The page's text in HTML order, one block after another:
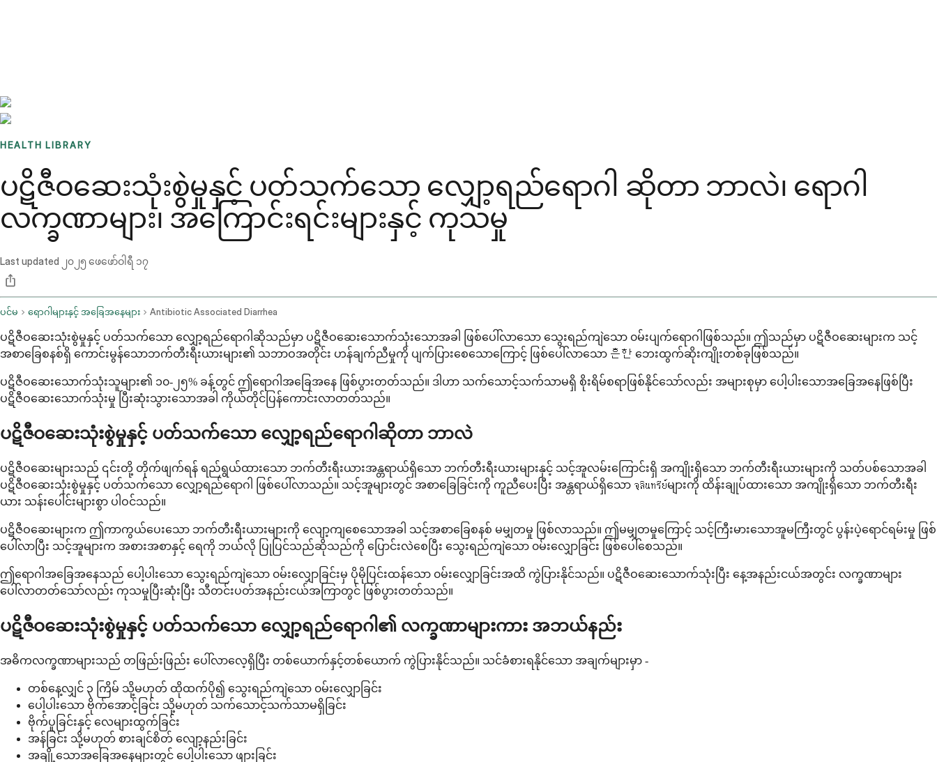
HEALTH LIBRARY
ပဋိဇီဝဆေးသုံးစွဲမှုနှင့် ပတ်သက်သော လျှော့ရည်ရောဂါ ဆိုတာ ဘာလဲ၊ ရောဂါ
လက္ခဏာများ၊ အကြောင်းရင်းများနှင့် ကုသမှု
Last updated ၂၀၂၅ ဖေဖော်ဝါရီ ၁၇
ပင်မ ရောဂါများနှင့် အခြေအနေများ Antibiotic Associated Diarrhea
ပဋိဇီဝဆေးသုံးစွဲမှုနှင့် ပတ်သက်သော လျှော့ရည်ရောဂါဆိုသည်မှာ ပဋိဇီဝဆေးသောက်သုံးသောအခါ ဖြစ်ပေါ်လာသော သွေးရည်ကျဲသော ၀မ်းပျက်ရောဂါဖြစ်သည်။ ဤသည်မှာ ပဋိဇီဝဆေးများက သင့်
အစာခြေစနစ်ရှိ ကောင်းမွန်သောဘက်တီးရီးယားများ၏ သဘာဝအတိုင်း ဟန်ချက်ညီမှုကို ပျက်ပြားစေသောကြောင့် ဖြစ်ပေါ်လာသော 흔한 ဘေးထွက်ဆိုးကျိုးတစ်ခုဖြစ်သည်။
ပဋိဇီဝဆေးသောက်သုံးသူများ၏ ၁၀-၂၅% ခန့်တွင် ဤရောဂါအခြေအနေ ဖြစ်ပွားတတ်သည်။ ဒါဟာ သက်သောင့်သက်သာမရှိ စိုးရိမ်စရာဖြစ်နိုင်သော်လည်း အများစုမှာ ပေါ့ပါးသောအခြေအနေဖြစ်ပြီး
ပဋိဇီဝဆေးသောက်သုံးမှု ပြီးဆုံးသွားသောအခါ ကိုယ်တိုင်ပြန်ကောင်းလာတတ်သည်။
ပဋိဇီဝဆေးသုံးစွဲမှုနှင့် ပတ်သက်သော လျှော့ရည်ရောဂါဆိုတာ ဘာလဲ
ပဋိဇီဝဆေးများသည် ၎င်းတို့ တိုက်ဖျက်ရန် ရည်ရွယ်ထားသော ဘက်တီးရီးယားအန္တရာယ်ရှိသော ဘက်တီးရီးယားများနှင့် သင့်အူလမ်းကြောင်းရှိ အကျိုးရှိသော ဘက်တီးရီးယားများကို သတ်ပစ်သောအခါ
ပဋိဇီဝဆေးသုံးစွဲမှုနှင့် ပတ်သက်သော လျှော့ရည်ရောဂါ ဖြစ်ပေါ်လာသည်။ သင့်အူများတွင် အစာခြေခြင်းကို ကူညီပေးပြီး အန္တရာယ်ရှိသော จุลินทรีย์များကို ထိန်းချုပ်ထားသော အကျိုးရှိသော ဘက်တီးရီး
ယား သန်းပေါင်းများစွာ ပါဝင်သည်။
ပဋိဇီဝဆေးများက ဤကာကွယ်ပေးသော ဘက်တီးရီးယားများကို လျော့ကျစေသောအခါ သင့်အစာခြေစနစ် မမျှတမှု ဖြစ်လာသည်။ ဤမမျှတမှုကြောင့် သင့်ကြီးမားသောအူမကြီးတွင် ပွန်းပဲ့ရောင်ရမ်းမှု ဖြစ်
ပေါ်လာပြီး သင့်အူများက အစားအစာနှင့် ရေကို ဘယ်လို ပြုပြင်သည်ဆိုသည်ကို ပြောင်းလဲစေပြီး သွေးရည်ကျဲသော ၀မ်းလျှောခြင်း ဖြစ်ပေါ်စေသည်။
ဤရောဂါအခြေအနေသည် ပေါ့ပါးသော သွေးရည်ကျဲသော ၀မ်းလျှောခြင်းမှ ပိုမိုပြင်းထန်သော ၀မ်းလျှောခြင်းအထိ ကွဲပြားနိုင်သည်။ ပဋိဇီဝဆေးသောက်သုံးပြီး နေ့အနည်းငယ်အတွင်း လက္ခဏာများ
ပေါ်လာတတ်သော်လည်း ကုသမှုပြီးဆုံးပြီး သီတင်းပတ်အနည်းငယ်အကြာတွင် ဖြစ်ပွားတတ်သည်။
ပဋိဇီဝဆေးသုံးစွဲမှုနှင့် ပတ်သက်သော လျှော့ရည်ရောဂါ၏ လက္ခဏာများကား အဘယ်နည်း
အဓိကလက္ခဏာများသည် တဖြည်းဖြည်း ပေါ်လာလေ့ရှိပြီး တစ်ယောက်နှင့်တစ်ယောက် ကွဲပြားနိုင်သည်။ သင်ခံစားရနိုင်သော အချက်များမှာ -
တစ်နေ့လျှင် ၃ ကြိမ် သို့မဟုတ် ထိုထက်ပို၍ သွေးရည်ကျဲသော ၀မ်းလျှောခြင်း
ပေါ့ပါးသော ဗိုက်အောင့်ခြင်း သို့မဟုတ် သက်သောင့်သက်သာမရှိခြင်း
ဗိုက်ပူခြင်းနှင့် လေများထွက်ခြင်း
အန်ခြင်း သို့မဟုတ် စားချင်စိတ် လျော့နည်းခြင်း
အချို့သောအခြေအနေများတွင် ပေါ့ပါးသော ဖျားခြင်း